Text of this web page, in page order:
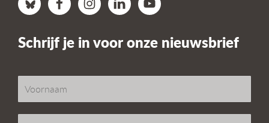
Schrijf je in voor onze nieuwsbrief